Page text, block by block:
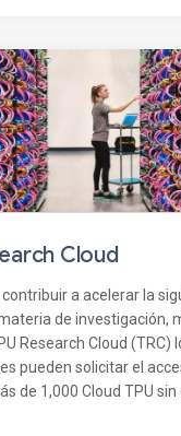
Cloud
a acelerar la
de investigación,
Research Cloud (TRC)
pueden solicitar el
de 1,000 Cloud TPU sin